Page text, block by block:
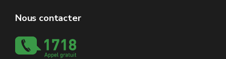
Nous contacter